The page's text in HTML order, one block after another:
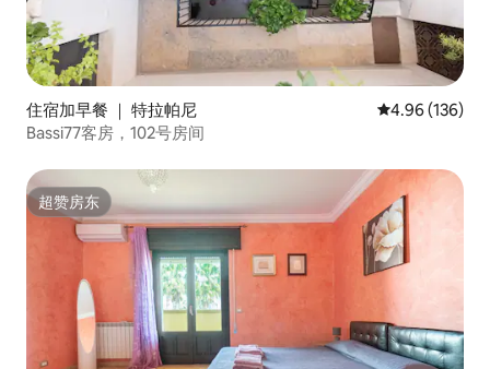
住宿加早餐 ｜ 特拉帕尼 平均评分 4.96
4.96 (136)
Bassi77客房，102号房间
超赞房东
超赞房东